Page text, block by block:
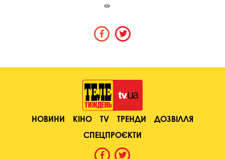
НОВИНИ КІНО TV ТРЕНДИ
ДОЗВІЛЛЯ
СПЕЦПРОЄКТИ